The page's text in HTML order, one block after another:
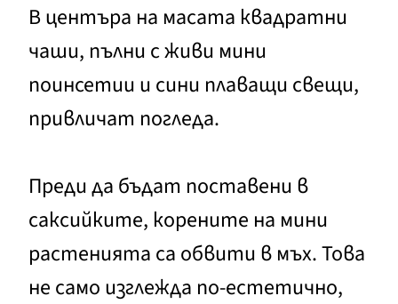
В центъра на масата квадратни
чаши, пълни с живи мини
поинсетии и сини плаващи свещи,
привличат погледа.
Преди да бъдат поставени в
саксийките, корените на мини
растенията са обвити в мъх. Това
не само изглежда по-естетично,